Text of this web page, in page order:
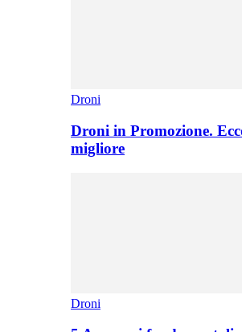
Droni
Droni in Promozione.
migliore
Droni